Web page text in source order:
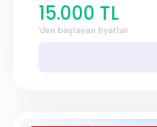
15.000 TL
'den başlayan fiyatlar